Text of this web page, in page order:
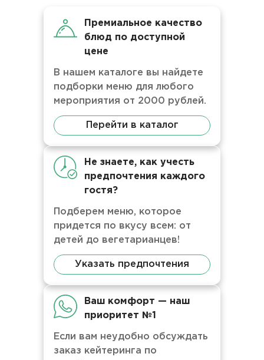
Премиальное качество
блюд по доступной
цене
В нашем каталоге вы найдете
подборки меню для любого
мероприятия от 2000 рублей.
Перейти в каталог
Не знаете, как учесть
предпочтения каждого
гостя?
Подберем меню, которое
придется по вкусу всем: от
детей до вегетарианцев!
Указать предпочтения
Ваш комфорт — наш
приоритет №1
Если вам неудобно обсуждать
заказ кейтеринга по